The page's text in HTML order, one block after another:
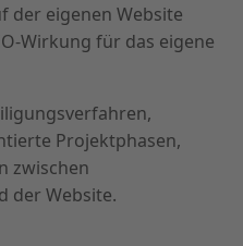
der eigenen Website
Wirkung für das eigene
Projektphasen,
zwischen
der Website.